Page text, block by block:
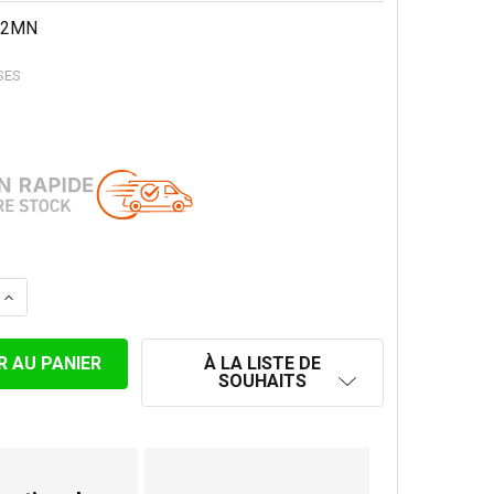
QUANTITÉ DE SUPPORT MURAL 210-300MM POUR Ø
AUGMENTER LA QUANTITÉ DE SUPPORT MURAL 210-
À LA LISTE DE
SOUHAITS